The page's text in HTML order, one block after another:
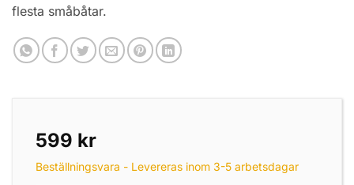
flesta småbåtar.
599 kr
Beställningsvara - Levereras inom 3-5 arbetsdagar